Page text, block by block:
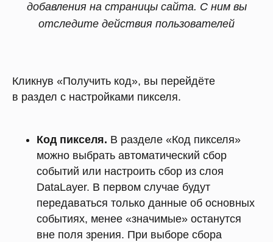
добавления на страницы сайта. С ним вы
отследите действия пользователей
Кликнув «Получить код», вы перейдёте
в раздел с настройками пикселя.
Код пикселя. В разделе «Код пикселя»
можно выбрать автоматический сбор
событий или настроить сбор из слоя
DataLayer. В первом случае будут
передаваться только данные об основных
событиях, менее «значимые» останутся
вне поля зрения. При выборе сбора